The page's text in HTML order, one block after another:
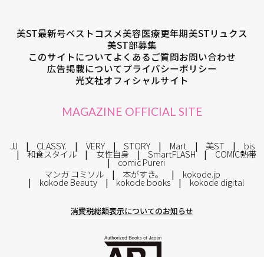
美ST最新号ベストコスメ美容医療更年期美STリュクス
美ST部募集
このサイトについてよくあるご質問お問い合わせ
広告掲載についてプライバシーポリシー
光文社オフィシャルサイト
MAGAZINE OFFICIAL SITE
JJ CLASSY. VERY STORY Mart 美ST bis
和食スタイル 女性自身 SmartFLASH COMIC熱帯
comic Pureri
マンガ コミソル
本がすき。 kokode.jp
kokode Beauty kokode books kokode digital
消費税総額表示についてのお知らせ